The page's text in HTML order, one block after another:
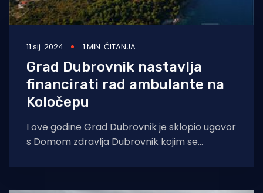
11 sij. 2024 1 MIN. ČITANJA
Grad Dubrovnik nastavlja
financirati rad ambulante na
Koločepu
I ove godine Grad Dubrovnik je sklopio ugovor
s Domom zdravlja Dubrovnik kojim se